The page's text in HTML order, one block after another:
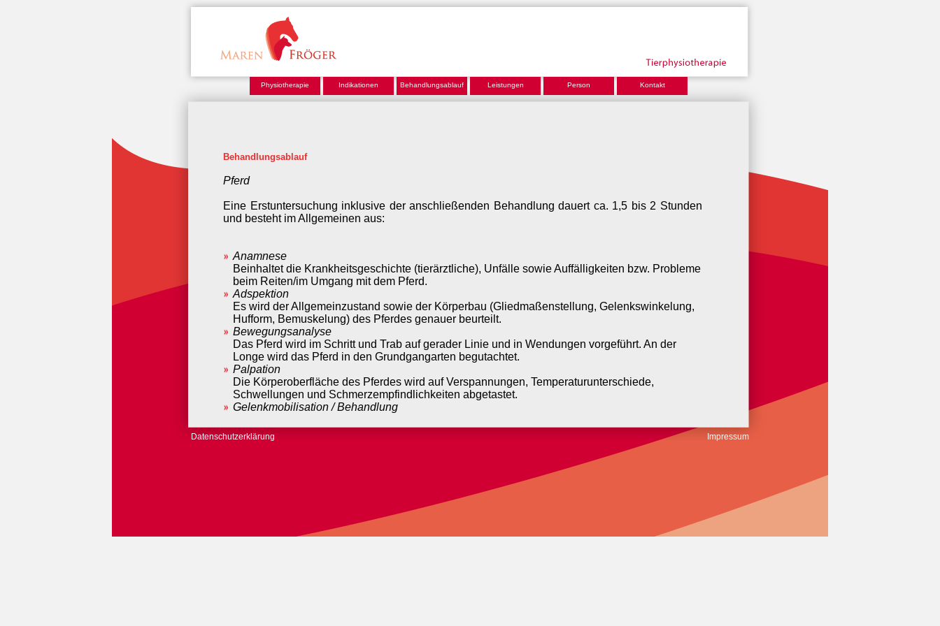
Physiotherapie Indikationen Behandlungsablauf Leistungen Person Kontakt
Behandlungsablauf
Pferd
Eine Erstuntersuchung inklusive der anschließenden Behandlung dauert ca. 1,5 bis 2 Stunden
und besteht im Allgemeinen aus:
Anamnese
Beinhaltet die Krankheitsgeschichte (tierärztliche), Unfälle sowie Auffälligkeiten bzw. Probleme
beim Reiten/im Umgang mit dem Pferd.
Adspektion
Es wird der Allgemeinzustand sowie der Körperbau (Gliedmaßenstellung, Gelenkswinkelung,
Hufform, Bemuskelung) des Pferdes genauer beurteilt.
Bewegungsanalyse
Das Pferd wird im Schritt und Trab auf gerader Linie und in Wendungen vorgeführt. An der
Longe wird das Pferd in den Grundgangarten begutachtet.
Palpation
Die Körperoberfläche des Pferdes wird auf Verspannungen, Temperaturunterschiede,
Schwellungen und Schmerzempfindlichkeiten abgetastet.
Gelenkmobilisation / Behandlung
Bewegungseinschränkungen überprüft. Das in seiner Bewegung eingeschränkte Gelenk wird
mit Techniken der manuellen Therapie behandelt. Weitere Therapiemöglichkeiten richten sich
Je nach Befund werden Sattel und Zaumzeug auf ihre Passform kontrolliert.
Impressum
Datenschutzerklärung